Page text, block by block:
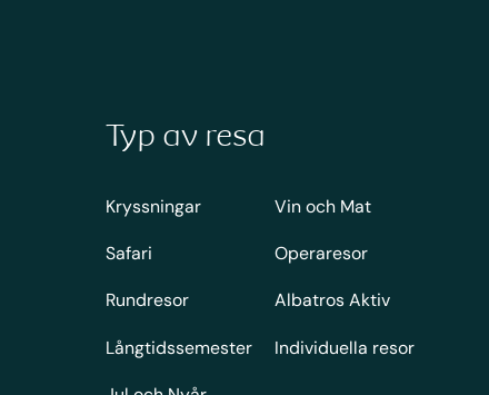
Typ av resa
Kryssningar
Safari
Rundresor
Långtidssemester
Vin och Mat
Operaresor
Albatros Aktiv
Individuella resor